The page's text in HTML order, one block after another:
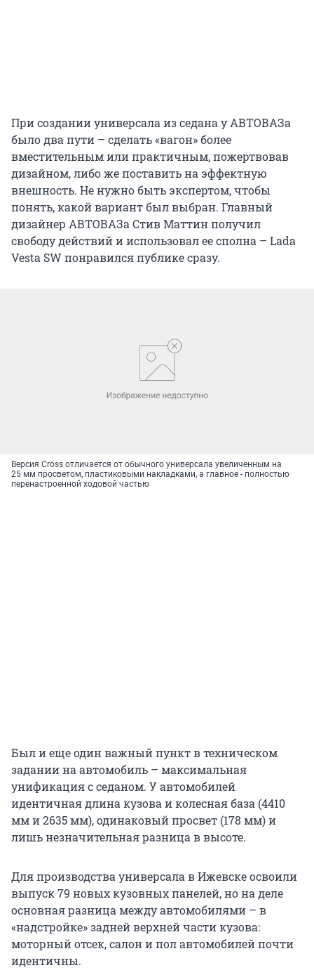
При создании универсала из седана у АВТОВАЗа
было два пути – сделать «вагон» более
вместительным или практичным, пожертвовав
дизайном, либо же поставить на эффектную
внешность. Не нужно быть экспертом, чтобы
понять, какой вариант был выбран. Главный
дизайнер АВТОВАЗа Стив Маттин получил
свободу действий и использовал ее сполна – Lada
Vesta SW понравился публике сразу.
Версия Cross отличается от обычного универсала увеличенным на
25 мм просветом, пластиковыми накладками, а главное - полностью
перенастроенной ходовой частью
Был и еще один важный пункт в техническом
задании на автомобиль – максимальная
унификация с седаном. У автомобилей
идентичная длина кузова и колесная база (4410
мм и 2635 мм), одинаковый просвет (178 мм) и
лишь незначительная разница в высоте.
Для производства универсала в Ижевске освоили
выпуск 79 новых кузовных панелей, но на деле
основная разница между автомобилями – в
«надстройке» задней верхней части кузова:
моторный отсек, салон и пол автомобилей почти
идентичны.